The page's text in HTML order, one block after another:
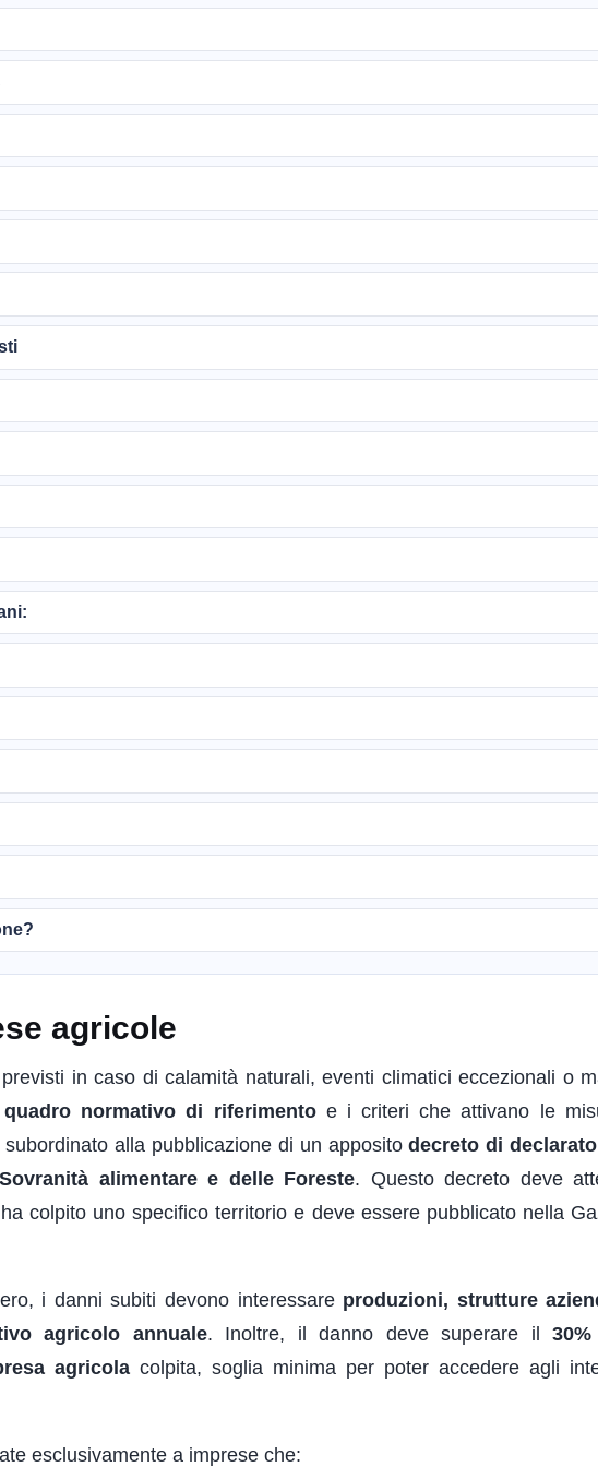
agricole
in caso di calamità naturali, eventi climatici eccezionali o
quadro normativo di riferimentoe i criteri che attivano le
subordinato alla pubblicazione di un appositodecreto di
alimentare e delle Foreste. Questo decreto deve
colpito uno specifico territorio e deve essere pubblicato nella
i danni subiti devono interessare produzioni, strutture
agricolo annuale. Inoltre, il danno deve superare il
agricola colpita, soglia minima per poter accedere agli
esclusivamente a imprese che: